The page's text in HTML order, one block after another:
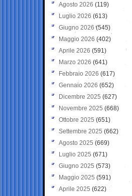
Agosto 2026 (119)
Luglio 2026 (613)
Giugno 2026 (545)
Maggio 2026 (402)
Aprile 2026 (591)
Marzo 2026 (641)
Febbraio 2026 (617)
Gennaio 2026 (652)
Dicembre 2025 (627)
Novembre 2025 (668)
Ottobre 2025 (651)
Settembre 2025 (662)
Agosto 2025 (669)
Luglio 2025 (671)
Giugno 2025 (573)
Maggio 2025 (591)
Aprile 2025 (622)